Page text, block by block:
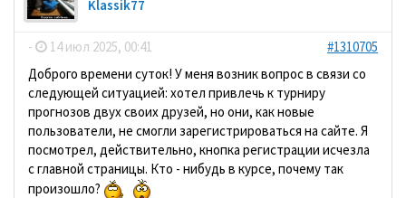
Klassik77
- 14 июл 2025, 00:41
#1310705
Доброго времени суток! У меня возник вопрос в связи со
следующей ситуацией: хотел привлечь к турниру
прогнозов двух своих друзей, но они, как новые
пользователи, не смогли зарегистрироваться на сайте. Я
посмотрел, действительно, кнопка регистрации исчезла
с главной страницы. Кто - нибудь в курсе, почему так
произошло?